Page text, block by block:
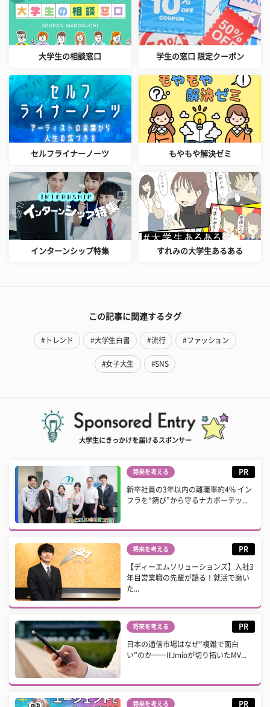
大学生の相談窓口 学生の窓口 限定クーポン
セルフライナーノーツ もやもや解決ゼミ
インターンシップ特集 すれみの大学生あるある
この記事に関連するタグ
#トレンド #大学生白書 #流行 #ファッション
#女子大生 #SNS
大学生にきっかけを届けるスポンサー
将来を考える PR
新卒社員の3年以内の離職率約4% イン
フラを“錆び”から守るナカボーテッ...
将来を考える PR
【ディーエムソリューションズ】入社3
年目営業職の先輩が語る！就活で磨い
た...
将来を考える PR
日本の通信市場はなぜ“複雑で面白
い”のか──IIJmioが切り拓いたMV...
将来を考える PR